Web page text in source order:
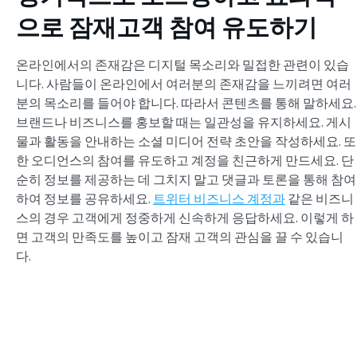
으로 잠재고객 참여 유도하기
온라인에서의 존재감은 디지털 목소리와 밀접한 관련이 있습
니다. 사람들이 온라인에서 여러분의 존재감을 느끼려면 여러
분의 목소리를 들어야 합니다. 따라서 콘텐츠를 통해 말하세요.
브랜드나 비즈니스를 홍보할 때는 일관성을 유지하세요. 게시
물과 활동을 안내하는 소셜 미디어 전략 초안을 작성하세요. 또
한 오디언스의 참여를 유도하고 계정을 친근하게 만드세요. 단
순히 정보를 제공하는 데 그치지 말고 댓글과 토론을 통해 참여
하여 정보를 공유하세요. 트위터 비즈니스 계정과 같은 비즈니
스의 경우 고객에게 정중하게 신속하게 응답하세요. 이렇게 하
면 고객의 만족도를 높이고 잠재 고객의 관심을 끌 수 있습니
다.